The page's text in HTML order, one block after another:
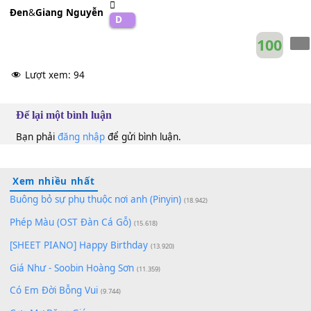
[C]Có tiền cũng khó mà mua
tư được vẫy vùng
xanh và nhảy cùng
Là đâu đó giữa chập chùng
Lượt xem: 94
Để lại một bình luận
Bạn phảiđăng nhậpđể gửi bình luận.